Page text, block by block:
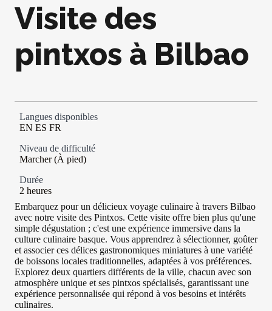
Visite des
pintxos à Bilbao
Langues disponibles
EN ES FR
Niveau de difficulté
Marcher (À pied)
Durée
2 heures
Embarquez pour un délicieux voyage culinaire à travers Bilbao
avec notre visite des Pintxos. Cette visite offre bien plus qu'une
simple dégustation ; c'est une expérience immersive dans la
culture culinaire basque. Vous apprendrez à sélectionner, goûter
et associer ces délices gastronomiques miniatures à une variété
de boissons locales traditionnelles, adaptées à vos préférences.
Explorez deux quartiers différents de la ville, chacun avec son
atmosphère unique et ses pintxos spécialisés, garantissant une
expérience personnalisée qui répond à vos besoins et intérêts
culinaires.